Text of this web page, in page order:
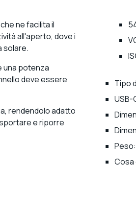
ne facilita il
all'aperto, dove i
solare.
una potenza
deve essere
rendendolo adatto
e riporre
Tipo
USB-
Cosa